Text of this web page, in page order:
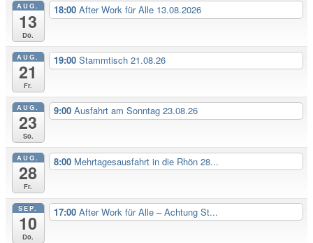
AUG.
13
Do.
18:00 After Work für Alle 13.08.2026
AUG.
21
Fr.
19:00 Stammtisch 21.08.26
AUG.
23
So.
9:00 Ausfahrt am Sonntag 23.08.26
AUG.
28
Fr.
8:00 Mehrtagesausfahrt in die Rhön 28...
SEP.
10
Do.
17:00 After Work für Alle – Achtung St...